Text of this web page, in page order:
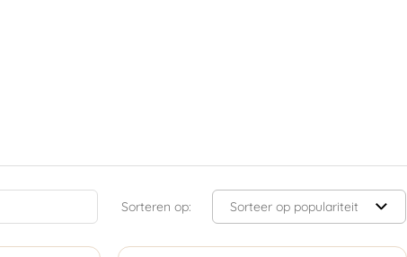
Sorteren op: